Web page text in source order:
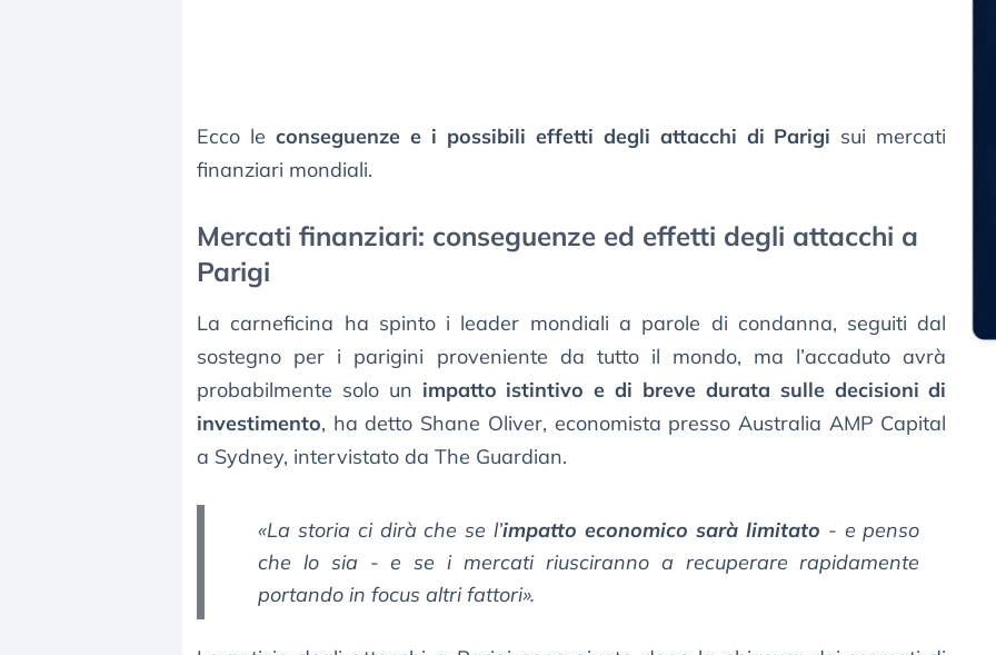
Ecco le conseguenze e i possibili effetti degli attacchi di Parigi sui mercati
finanziari mondiali.
Mercati finanziari: conseguenze ed effetti degli attacchi a
Parigi
La carneficina ha spinto i leader mondiali a parole di condanna, seguiti dal
sostegno per i parigini proveniente da tutto il mondo, ma l’accaduto avrà
probabilmente solo un impatto istintivo e di breve durata sulle decisioni di
investimento, ha detto Shane Oliver, economista presso Australia AMP Capital
a Sydney, intervistato da The Guardian.
«La storia ci dirà che se l’impatto economico sarà limitato - e penso
che lo sia - e se i mercati riusciranno a recuperare rapidamente
portando in focus altri fattori».